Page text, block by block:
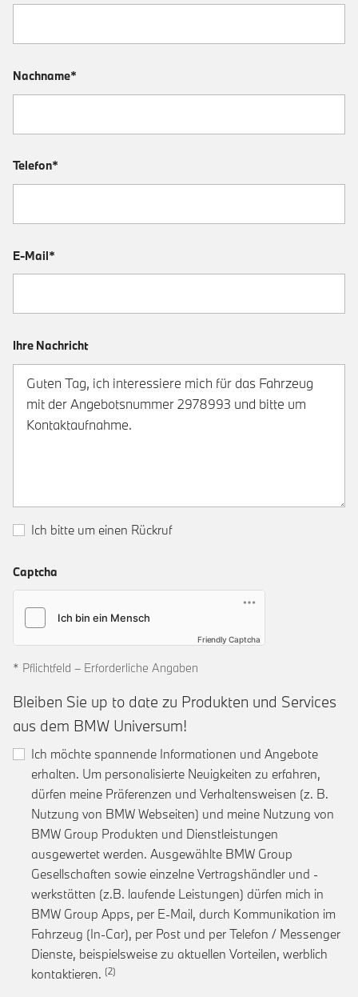
Nachname*
Telefon*
E-Mail*
Ihre Nachricht
Ich bitte um einen Rückruf
Captcha
Friendly Captcha
* Pflichtfeld – Erforderliche Angaben
Bleiben Sie up to date zu Produkten und Services
aus dem BMW Universum!
Ich möchte spannende Informationen und Angebote
erhalten. Um personalisierte Neuigkeiten zu erfahren,
dürfen meine Präferenzen und Verhaltensweisen (z. B.
Nutzung von BMW Webseiten) und meine Nutzung von
BMW Group Produkten und Dienstleistungen
ausgewertet werden. Ausgewählte BMW Group
Gesellschaften sowie einzelne Vertragshändler und -
werkstätten (z.B. laufende Leistungen) dürfen mich in
BMW Group Apps, per E-Mail, durch Kommunikation im
Fahrzeug (In-Car), per Post und per Telefon / Messenger
Dienste, beispielsweise zu aktuellen Vorteilen, werblich
kontaktieren. Link zur Fußnote: Einwilligung zur